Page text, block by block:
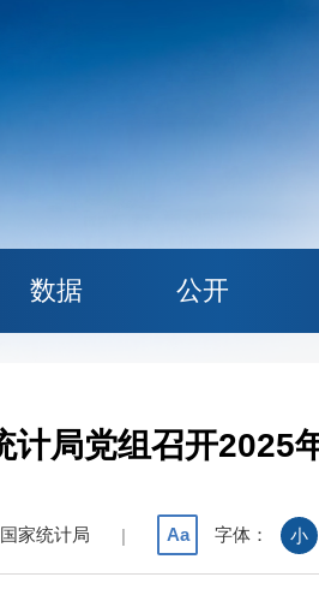
数据 公开
计局党组召开2025
家统计局 | Aa 字体： 小